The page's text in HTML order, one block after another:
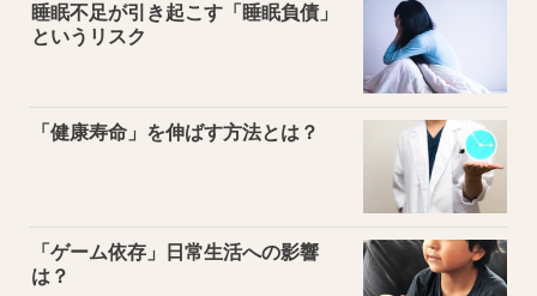
睡眠不足が引き起こす「睡眠負債」
というリスク
「健康寿命」を伸ばす方法とは？
「ゲーム依存」日常生活への影響
は？